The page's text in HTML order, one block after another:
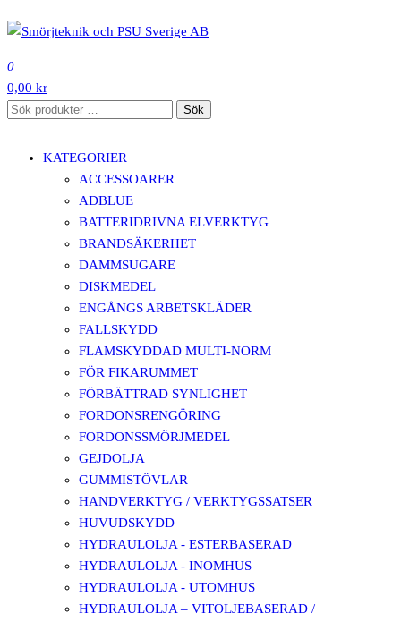
till
innehåll
0
0,00 kr
Sök
Sök
KATEGORIER
ACCESSOARER
ADBLUE
BATTERIDRIVNA ELVERKTYG
BRANDSÄKERHET
DAMMSUGARE
DISKMEDEL
ENGÅNGS ARBETSKLÄDER
FALLSKYDD
FLAMSKYDDAD MULTI-NORM
FÖR FIKARUMMET
FÖRBÄTTRAD SYNLIGHET
FORDONSRENGÖRING
FORDONSSMÖRJMEDEL
GEJDOLJA
GUMMISTÖVLAR
HANDVERKTYG / VERKTYGSSATSER
HUVUDSKYDD
HYDRAULOLJA - ESTERBASERAD
HYDRAULOLJA - INOMHUS
HYDRAULOLJA - UTOMHUS
HYDRAULOLJA – VITOLJEBASERAD /